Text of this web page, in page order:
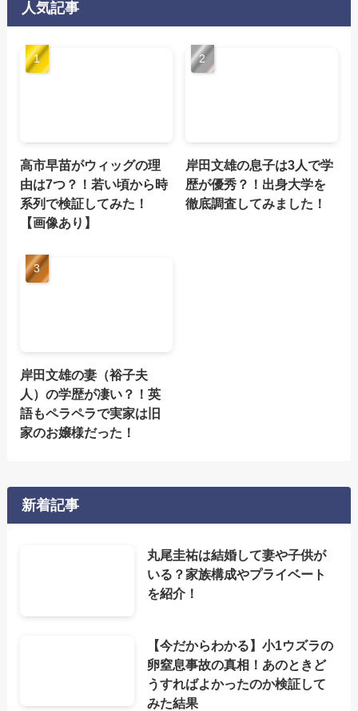
人気記事
高市早苗がウィッグの理
由は7つ？！若い頃から時
系列で検証してみた！
【画像あり】
岸田文雄の息子は3人で学
歴が優秀？！出身大学を
徹底調査してみました！
岸田文雄の妻（裕子夫
人）の学歴が凄い？！英
語もペラペラで実家は旧
家のお嬢様だった！
新着記事
丸尾圭祐は結婚して妻や子供が
いる？家族構成やプライベート
を紹介！
【今だからわかる】小1ウズラの
卵窒息事故の真相！あのときど
うすればよかったのか検証して
みた結果